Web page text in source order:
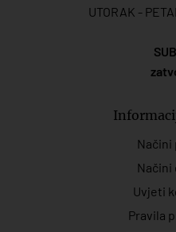
UTORAK -
Načini
Načini
Uvjeti
Pravila